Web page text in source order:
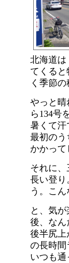
北海道は
てくる
く季節
やっと晴
ら134号
暑くて汗
最初のう
かかって
それに
長い登り
う。こ
と、気
後、なん
後半尻上
の長時間
いつも